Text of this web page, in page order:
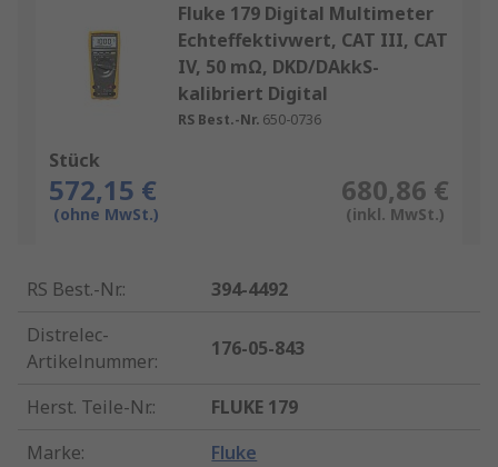
Fluke 179 Digital Multimeter
Echteffektivwert, CAT III, CAT
IV, 50 mΩ, DKD/DAkkS-
kalibriert Digital
RS Best.-Nr. 650-0736
Stück
572,15 €
(ohne MwSt.)
680,86 €
(inkl. MwSt.)
RS Best.-Nr.:
394-4492
Distrelec-
Artikelnummer:
176-05-843
Herst. Teile-Nr.:
FLUKE 179
Marke: Fluke